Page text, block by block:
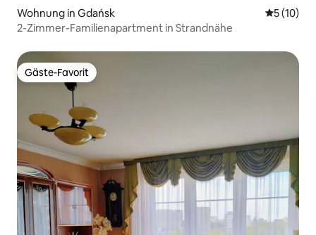
Wohnung in Gdańsk
5 (10)
2-Zimmer-Familienapartment in Strandnähe
Gäste-Favorit
Gäste-Favorit